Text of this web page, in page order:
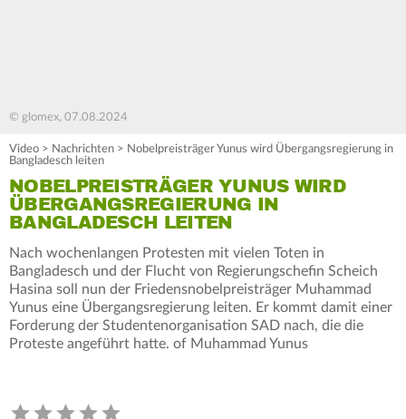
© glomex, 07.08.2024
Video > Nachrichten > Nobelpreisträger Yunus wird Übergangsregierung in
Bangladesch leiten
NOBELPREISTRÄGER YUNUS WIRD
ÜBERGANGSREGIERUNG IN
BANGLADESCH LEITEN
Nach wochenlangen Protesten mit vielen Toten in
Bangladesch und der Flucht von Regierungschefin Scheich
Hasina soll nun der Friedensnobelpreisträger Muhammad
Yunus eine Übergangsregierung leiten. Er kommt damit einer
Forderung der Studentenorganisation SAD nach, die die
Proteste angeführt hatte. of Muhammad Yunus